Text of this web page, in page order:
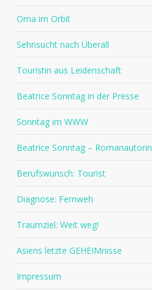
Oma im Orbit
Sehnsucht nach Überall
Touristin aus Leidenschaft
Beatrice Sonntag in der Presse
Sonntag im WWW
Beatrice Sonntag – Romanautorin
Berufswunsch: Tourist
Diagnose: Fernweh
Traumziel: Weit weg!
Asiens letzte GEHEIMnisse
Impressum